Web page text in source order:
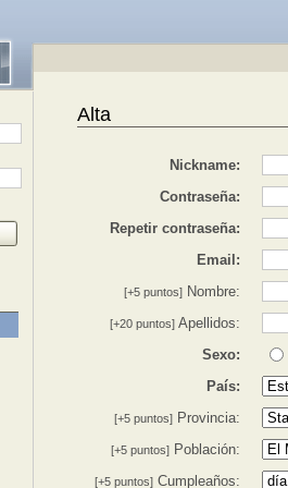
Alta
Nickname:
Contraseña:
Repetir contraseña:
Email:
[+5 puntos]Nombre:
[+20 puntos]Apellidos:
Sexo:
País:
[+5 puntos]Provincia:
[+5 puntos]Población:
[+5 puntos]Cumpleaños: